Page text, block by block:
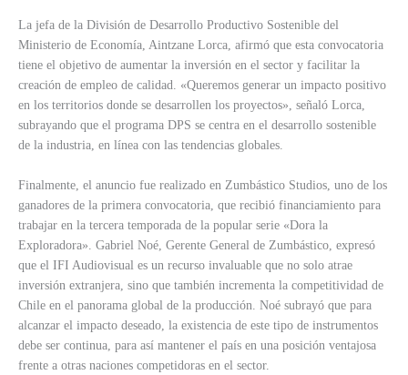
La jefa de la División de Desarrollo Productivo Sostenible del
Ministerio de Economía, Aintzane Lorca, afirmó que esta convocatoria
tiene el objetivo de aumentar la inversión en el sector y facilitar la
creación de empleo de calidad. «Queremos generar un impacto positivo
en los territorios donde se desarrollen los proyectos», señaló Lorca,
subrayando que el programa DPS se centra en el desarrollo sostenible
de la industria, en línea con las tendencias globales.
Finalmente, el anuncio fue realizado en Zumbástico Studios, uno de los
ganadores de la primera convocatoria, que recibió financiamiento para
trabajar en la tercera temporada de la popular serie «Dora la
Exploradora». Gabriel Noé, Gerente General de Zumbástico, expresó
que el IFI Audiovisual es un recurso invaluable que no solo atrae
inversión extranjera, sino que también incrementa la competitividad de
Chile en el panorama global de la producción. Noé subrayó que para
alcanzar el impacto deseado, la existencia de este tipo de instrumentos
debe ser continua, para así mantener el país en una posición ventajosa
frente a otras naciones competidoras en el sector.